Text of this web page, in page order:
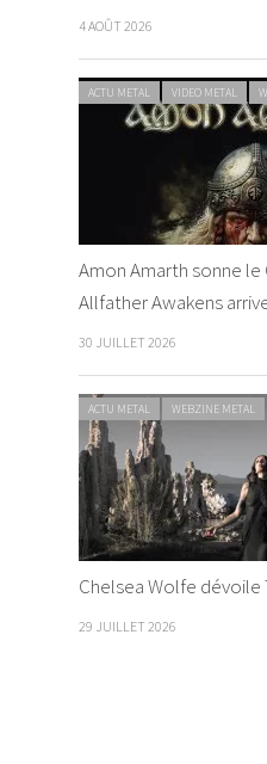
4 AOÛT 2026
ACTU METAL VIDEO METAL
Amon Amarth sonne le
Allfather Awakens
30 JUILLET 2026
ACTU METAL WEBZINE METAL
Chelsea Wolfe dévoile
29 JUILLET 2026